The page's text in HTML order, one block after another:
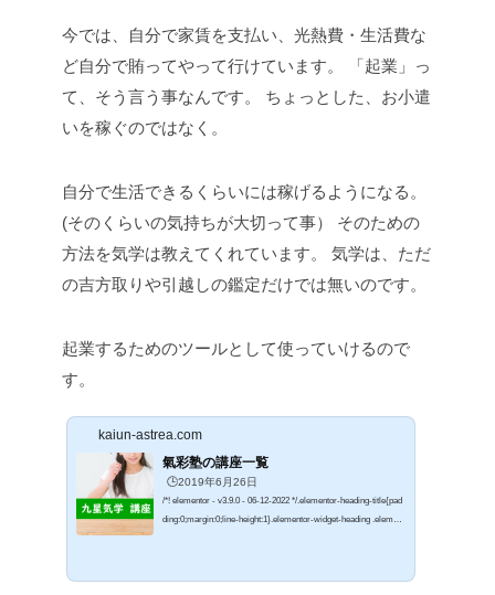
今では、自分で家賃を支払い、光熱費・生活費な
ど自分で賄ってやって行けています。
「起業」っ
て、そう言う事なんです。
ちょっとした、お小遣
いを稼ぐのではなく。
自分で生活できるくらいには稼げるようになる。
(そのくらいの気持ちが大切って事）
そのための
方法を気学は教えてくれています。
気学は、ただ
の吉方取りや引越しの鑑定だけでは無いのです。
起業するためのツールとして使っていけるので
す。
kaiun-astrea.com
氣彩塾の講座一覧
🕒️2019年6月26日
/*! elementor - v3.9.0 - 06-12-2022 */.elementor-heading-title{pad
ding:0;margin:0;line-height:1}.elementor-widget-heading .element